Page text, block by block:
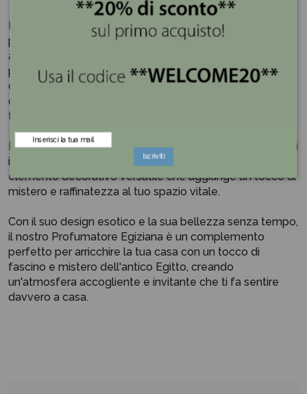
Il colore bianco del profumatore conferisce un senso di
purezza e luminosità, mentre la sua finitura opaca
aggiunge un'aura di eleganza discreta. Posiziona questo
profumatore su una mensola, su un tavolino o sul tuo
comodino per diffondere una fragranza avvolgente e
creare un'atmosfera di calma e relax in ogni stanza della
tua casa.
Perfetto per diffondere oli essenziali o profumare coni di
incenso, il nostro Profumatore Egiziana in gres è un
elemento decorativo versatile che aggiunge un tocco di
mistero e raffinatezza al tuo spazio vitale.
Con il suo design esotico e la sua bellezza senza tempo,
il nostro Profumatore Egiziana è un complemento
perfetto per arricchire la tua casa con un tocco di
fascino e mistero dell'antico Egitto, creando
un'atmosfera accogliente e invitante che ti fa sentire
davvero a casa.
Iscriviti